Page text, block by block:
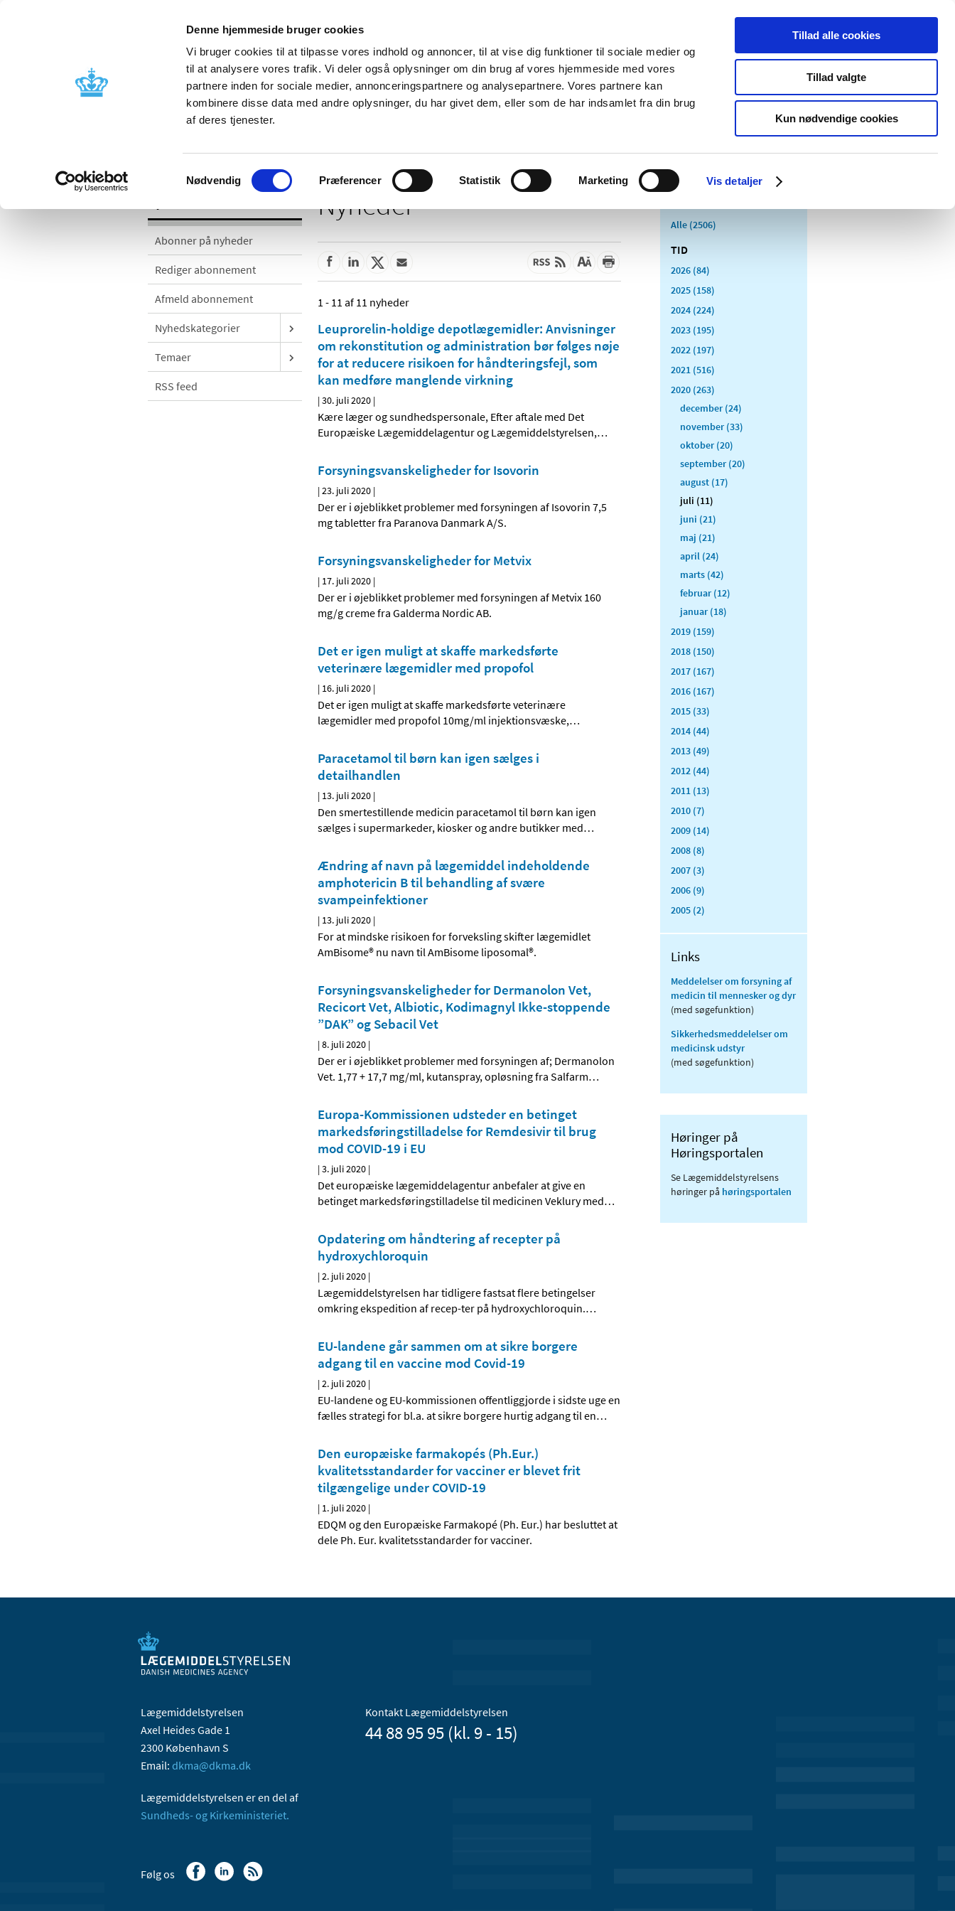
Denne hjemmeside bruger cookies
Vi bruger cookies til at tilpasse vores indhold og annoncer, til at vise dig funktioner til sociale medier og
til at analysere vores trafik. Vi deler også oplysninger om din brug af vores hjemmeside med vores
partnere inden for sociale medier, annonceringspartnere og analysepartnere. Vores partnere kan
kombinere disse data med andre oplysninger, du har givet dem, eller som de har indsamlet fra din brug
af deres tjenester.
Samtykkevalg
Nødvendig Præferencer Statistik Marketing Vis detaljer
Tillad alle cookies
Tillad valgte
Kun nødvendige cookies
Nyheder Om os Kontakt Udgivelser
Godkendelse og
Bivirkninger og
produktinformation
Tilskud og
Apoteker og salg af
Medicinsk
Særlige
produktområder
Abonner på nyheder
Rediger abonnement
Afmeld abonnement
Nyhedskategorier
Temaer
RSS feed
Nyheder
1 - 11 af 11 nyheder
Leuprorelin-holdige depotlægemidler: Anvisninger
om rekonstitution og administration bør følges nøje
for at reducere risikoen for håndteringsfejl, som
kan medføre manglende virkning
|30. juli 2020 |
Kære læger og sundhedspersonale, Efter aftale med Det
Europæiske Lægemiddelagentur og Lægemiddelstyrelsen,…
Forsyningsvanskeligheder for Isovorin
|23. juli 2020 |
Der er i øjeblikket problemer med forsyningen af Isovorin 7,5
mg tabletter fra Paranova Danmark A/S.
Forsyningsvanskeligheder for Metvix
| 17. juli 2020 |
Der er i øjeblikket problemer med forsyningen af Metvix 160
mg/g creme fra Galderma Nordic AB.
Det er igen muligt at skaffe markedsførte
veterinære lægemidler med propofol
| 16. juli 2020 |
Det er igen muligt at skaffe markedsførte veterinære
lægemidler med propofol 10mg/ml injektionsvæske,…
Paracetamol til børn kan igen sælges i
detailhandlen
| 13. juli 2020 |
Den smertestillende medicin paracetamol til børn kan igen
sælges i supermarkeder, kiosker og andre butikker med…
Ændring af navn på lægemiddel indeholdende
amphotericin B til behandling af svære
svampeinfektioner
| 13. juli 2020 |
For at mindske risikoen for forveksling skifter lægemidlet
AmBisome® nu navn til AmBisome liposomal®.
Forsyningsvanskeligheder for Dermanolon Vet,
Recicort Vet, Albiotic, Kodimagnyl Ikke-stoppende
”DAK” og Sebacil Vet
|8. juli 2020 |
Der er i øjeblikket problemer med forsyningen af; Dermanolon
Vet. 1,77 + 17,7 mg/ml, kutanspray, opløsning fra Salfarm…
Europa-Kommissionen udsteder en betinget
markedsføringstilladelse for Remdesivir til brug
mod COVID-19 i EU
|3. juli 2020 |
Det europæiske lægemiddelagentur anbefaler at give en
betinget markedsføringstilladelse til medicinen Veklury med…
Opdatering om håndtering af recepter på
hydroxychloroquin
|2. juli 2020 |
Lægemiddelstyrelsen har tidligere fastsat flere betingelser
omkring ekspedition af recep-ter på hydroxychloroquin.…
EU-landene går sammen om at sikre borgere
adgang til en vaccine mod Covid-19
|2. juli 2020 |
EU-landene og EU-kommissionen offentliggjorde i sidste uge en
fælles strategi for bl.a. at sikre borgere hurtig adgang til en…
Den europæiske farmakopés (Ph.Eur.)
kvalitetsstandarder for vacciner er blevet frit
tilgængelige under COVID-19
| 1. juli 2020 |
EDQM og den Europæiske Farmakopé (Ph. Eur.) har besluttet at
dele Ph. Eur. kvalitetsstandarder for vacciner.
Alle (2506)
TID
2026 (84)
2025 (158)
2024 (224)
2023 (195)
2022 (197)
2021 (516)
2020 (263)
december (24)
november (33)
oktober (20)
september (20)
august (17)
juli (11)
juni (21)
maj (21)
april (24)
marts (42)
februar (12)
januar (18)
2019 (159)
2018 (150)
2017 (167)
2016 (167)
2015 (33)
2014 (44)
2013 (49)
2012 (44)
2011 (13)
2010 (7)
2009 (14)
2008 (8)
2007 (3)
2006 (9)
2005 (2)
Links
Meddelelser om forsyning af
medicin til mennesker og dyr
(med søgefunktion)
Sikkerhedsmeddelelser om
medicinsk udstyr
(med søgefunktion)
Høringer på
Høringsportalen
Se Lægemiddelstyrelsens
høringer på høringsportalen
Lægemiddelstyrelsen
Axel Heides Gade 1
2300 København S
Email: dkma@dkma.dk
Lægemiddelstyrelsen er en del af
Sundheds- og Kirkeministeriet.
Kontakt Lægemiddelstyrelsen
44 88 95 95 (kl. 9 - 15)
Følg os